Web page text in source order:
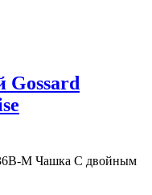
Gossard
M Чашка С двойным